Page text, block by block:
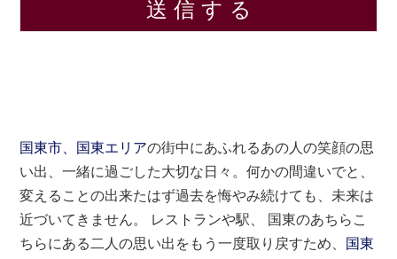
国東市、国東エリアの街中にあふれるあの人の笑顔の思
い出、一緒に過ごした大切な日々。何かの間違いでと、
変えることの出来たはず過去を悔やみ続けても、未来は
近づいてきません。 レストランや駅、 国東のあちらこ
ちらにある二人の思い出をもう一度取り戻すため、 国東